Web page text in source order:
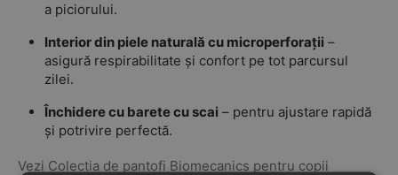
a piciorului.
Interior din piele naturală cu microperforații –
asigură respirabilitate și confort pe tot parcursul
zilei.
Închidere cu barete cu scai – pentru ajustare rapidă
și potrivire perfectă.
Vezi Colectia de pantofi Biomecanics pentru copii